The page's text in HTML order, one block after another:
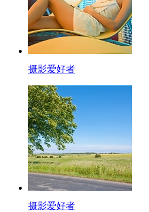
摄影爱好者
摄影爱好者